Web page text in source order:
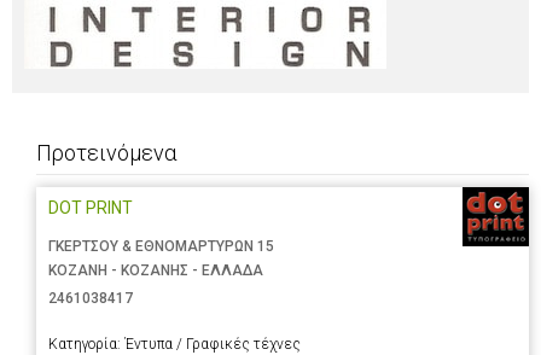
Προτεινόμενα
DOT PRINT
ΓΚΕΡΤΣΟΥ & ΕΘΝΟΜΑΡΤΥΡΩΝ 15
ΚΟΖΑΝΗ - ΚΟΖΑΝΗΣ - ΕΛΛΑΔΑ
2461038417
Κατηγορία: Έντυπα / Γραφικές τέχνες